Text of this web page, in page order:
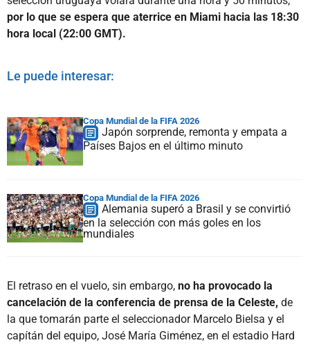
por lo que se espera que aterrice en Miami hacia las 18:30
hora local (22:00 GMT).
Le puede interesar:
Copa Mundial de la FIFA 2026
Japón sorprende, remonta y empata a
Países Bajos en el último minuto
Copa Mundial de la FIFA 2026
Alemania superó a Brasil y se convirtió
en la selección con más goles en los
mundiales
El retraso en el vuelo, sin embargo, no ha provocado la
cancelación de la conferencia de prensa de la Celeste, de
la que tomarán parte el seleccionador Marcelo Bielsa y el
capítán del equipo, José María Giménez, en el estadio Hard